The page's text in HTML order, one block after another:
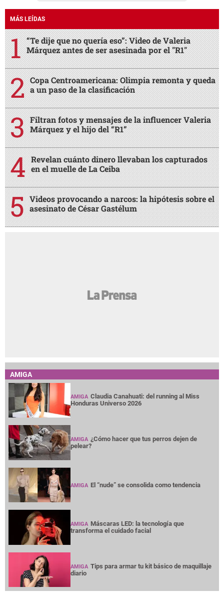
MÁS LEÍDAS
“Te dije que no quería eso”: Video de Valeria
Márquez antes de ser asesinada por el "R1"
Copa Centroamericana: Olimpia remonta y queda
a un paso de la clasificación
Filtran fotos y mensajes de la influencer Valeria
Márquez y el hijo del “R1”
Revelan cuánto dinero llevaban los capturados
en el muelle de La Ceiba
Videos provocando a narcos: la hipótesis sobre el
asesinato de César Gastélum
AMIGA
AMIGA Claudia Canahuati: del running al Miss
Honduras Universo 2026
AMIGA ¿Cómo hacer que tus perros dejen de
pelear?
AMIGA El “nude” se consolida como tendencia
AMIGA Máscaras LED: la tecnología que
transforma el cuidado facial
AMIGA Tips para armar tu kit básico de maquillaje
diario